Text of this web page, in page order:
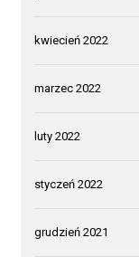
kwiecień 2022
marzec 2022
luty 2022
styczeń 2022
grudzień 2021